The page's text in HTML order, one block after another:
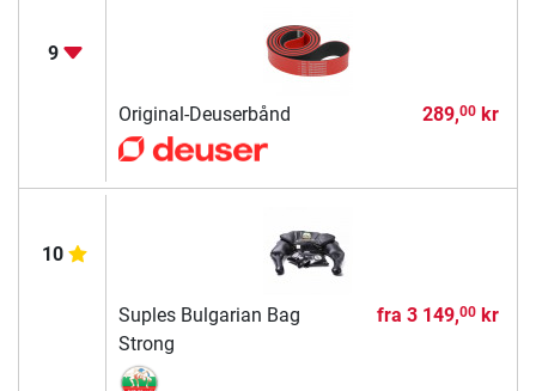
9
Original-Deuserbånd 289,00kr
10
Suples Bulgarian Bag
Strong
fra 3 149,00kr